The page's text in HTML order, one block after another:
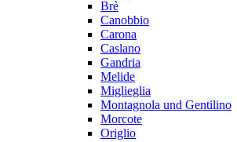
Brè
Canobbio
Carona
Caslano
Gandria
Melide
Miglieglia
Montagnola und Gentilino
Morcote
Origlio